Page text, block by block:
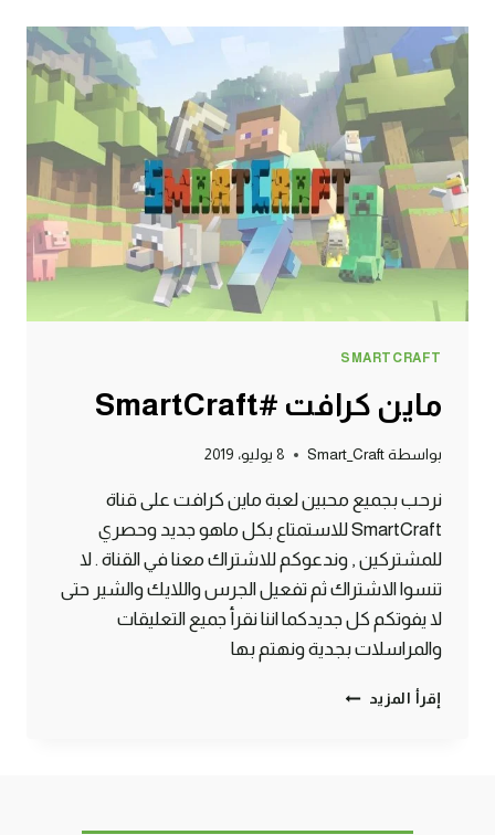
SMARTCRAFT
ماين كرافت #SmartCraft
بواسطة Smart_Craft 8 يوليو، 2019
نرحب بجميع محبين لعبة ماين كرافت على قناة
SmartCraft للاستمتاع بكل ماهو جديد وحصري
للمشتركين , وندعوكم للاشتراك معنا في القناة . لا
تنسوا الاشتراك ثم تفعيل الجرس واللايك والشير حتى
لا يفوتكم كل جديدكما اننا نقرأ جميع التعليقات
والمراسلات بجدية ونهتم بها
إقرأ المزيد ماين